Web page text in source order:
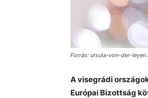
Forrás: ursula-von-der-
A visegrádi
Európai Bizottság